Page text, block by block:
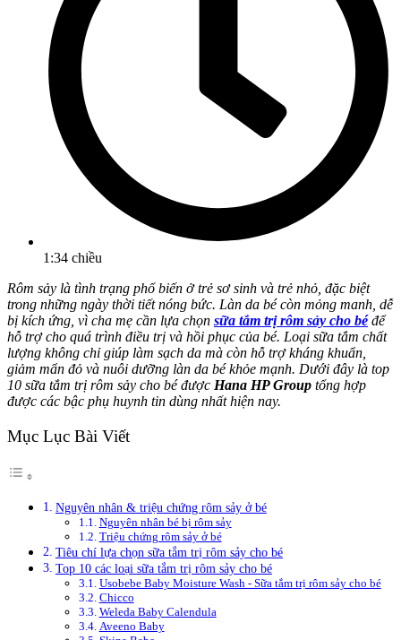
1:34 chiều
Rôm sảy là tình trạng phổ biến ở trẻ sơ sinh và trẻ nhỏ, đặc biệt
trong những ngày thời tiết nóng bức. Làn da bé còn mỏng manh, dễ
bị kích ứng, vì cha mẹ cần lựa chọn sữa tắm trị rôm sảy cho béđể
hỗ trợ cho quá trình điều trị và hồi phục của bé. Loại sữa tắm chất
lượng không chỉ giúp làm sạch da mà còn hỗ trợ kháng khuẩn,
giảm mẩn đỏ và nuôi dưỡng làn da bé khỏe mạnh. Dưới đây là top
10 sữa tắm trị rôm sảy cho bé được Hana HP Group tổng hợp
được các bậc phụ huynh tin dùng nhất hiện nay.
Mục Lục Bài Viết
Nguyên nhân & triệu chứng rôm sảy ở bé
Nguyên nhân bé bị rôm sảy
Triệu chứng rôm sảy ở bé
Tiêu chí lựa chọn sữa tắm trị rôm sảy cho bé
Top 10 các loại sữa tắm trị rôm sảy cho bé
Usobebe Baby Moisture Wash - Sữa tắm trị rôm sảy cho bé
Chicco
Weleda Baby Calendula
Aveeno Baby